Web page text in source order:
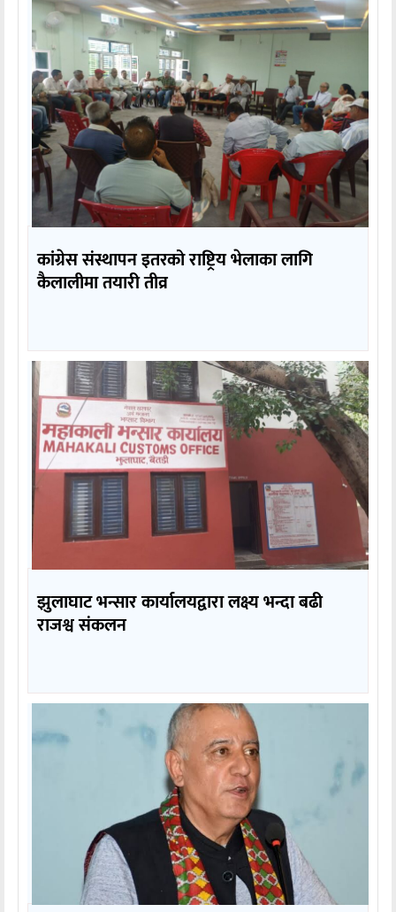
कांग्रेस संस्थापन इतरको राष्ट्रिय भेलाका लागि
कैलालीमा तयारी तीव्र
झुलाघाट भन्सार कार्यालयद्वारा लक्ष्य भन्दा बढी
राजश्व संकलन